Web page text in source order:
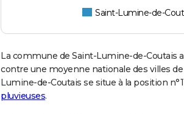
Saint-Lumine-de-
La commune de Saint-Lumine-de-Coutais
contre une moyenne nationale des villes
Lumine-de-Coutais se situe à la position
pluvieuses.